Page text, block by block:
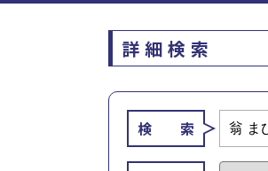
詳細検索
検 索